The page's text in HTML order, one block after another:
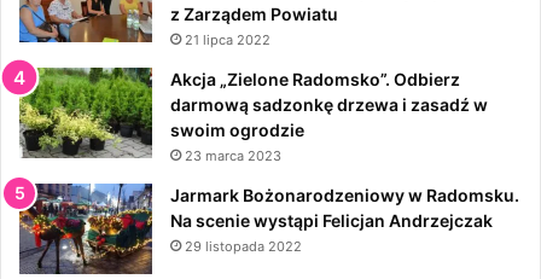
z Zarządem Powiatu
21 lipca 2022
Akcja „Zielone Radomsko”. Odbierz
darmową sadzonkę drzewa i zasadź w
swoim ogrodzie
23 marca 2023
Jarmark Bożonarodzeniowy w Radomsku.
Na scenie wystąpi Felicjan Andrzejczak
29 listopada 2022